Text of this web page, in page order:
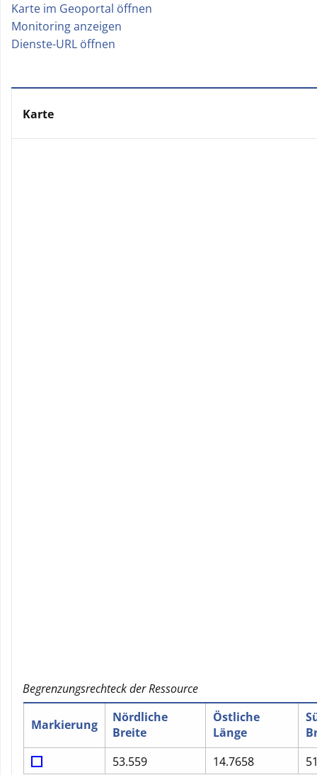
|
Karte im Geoportal öffnen
|
Monitoring anzeigen
|
Dienste-URL öffnen
Karte
Begrenzungsrechteck der Ressource
Markierung
Nördliche
Breite
Östliche
Länge
53.559
14.7658